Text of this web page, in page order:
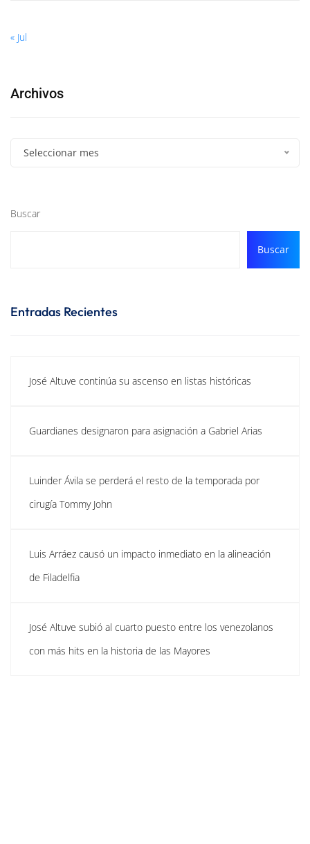
« Jul
Archivos
Seleccionar mes
Buscar
Buscar
Entradas Recientes
José Altuve continúa su ascenso en listas históricas
Guardianes designaron para asignación a Gabriel Arias
Luinder Ávila se perderá el resto de la temporada por
cirugía Tommy John
Luis Arráez causó un impacto inmediato en la alineación
de Filadelfia
José Altuve subió al cuarto puesto entre los venezolanos
con más hits en la historia de las Mayores